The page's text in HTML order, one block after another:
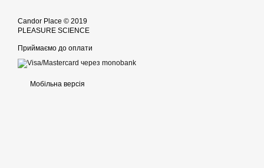
Candor Place © 2019
PLEASURE SCIENCE
Приймаємо до оплати
Мобільна версія